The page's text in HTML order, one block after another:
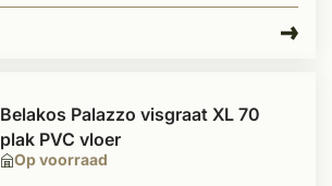
Op voorraad
Belakos Palazzo visgraat XL 70
plak PVC vloer